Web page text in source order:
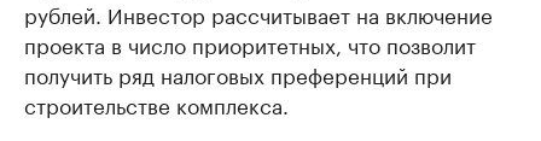
рублей. Инвестор рассчитывает на включение
проекта в число приоритетных, что позволит
получить ряд налоговых преференций при
строительстве комплекса.